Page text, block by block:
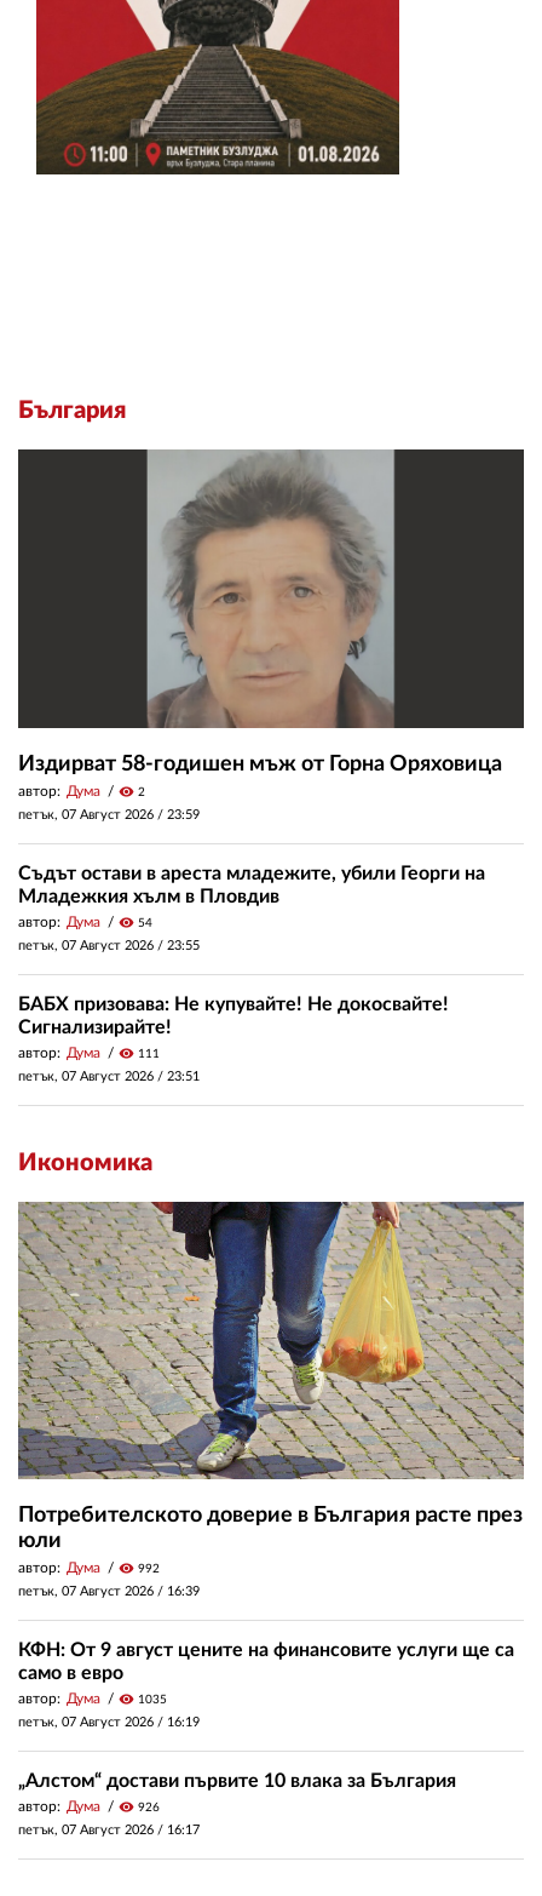
България
Издирват 58-годишен мъж от Горна Оряховица
автор: Дума visibility 2
петък, 07 Август 2026 / 23:59
Съдът остави в ареста младежите, убили Георги на
Младежкия хълм в Пловдив
автор: Дума visibility 54
петък, 07 Август 2026 / 23:55
БАБХ призовава: Не купувайте! Не докосвайте!
Сигнализирайте!
автор: Дума visibility 111
петък, 07 Август 2026 / 23:51
Икономика
Потребителското доверие в България расте през
юли
автор: Дума visibility 992
петък, 07 Август 2026 / 16:39
КФН: От 9 август цените на финансовите услуги ще са
само в евро
автор: Дума visibility 1035
петък, 07 Август 2026 / 16:19
„Алстом“ достави първите 10 влака за България
автор: Дума visibility 926
петък, 07 Август 2026 / 16:17